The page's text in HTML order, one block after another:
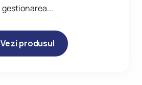
gestionarea...
Vezi produsul